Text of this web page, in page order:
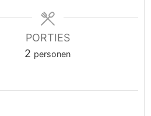
PORTIES
2 personen